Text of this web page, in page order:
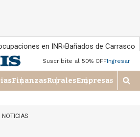
en INR Bañados de Carrasco
Suscribite al 50% OFFIngresar
FinanzasRuralesEmpresas
M
o
NOTICIAS